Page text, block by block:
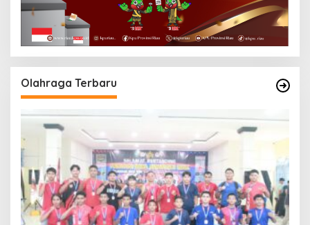
Olahraga Terbaru